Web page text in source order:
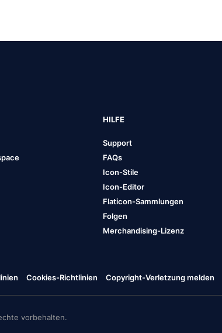
HILFE
Support
FAQs
Icon-Stile
Icon-Editor
Flaticon-Sammlungen
Folgen
Merchandising-Lizenz
Cookies-Richtlinien Copyright-Verletzung melden
vorbehalten.